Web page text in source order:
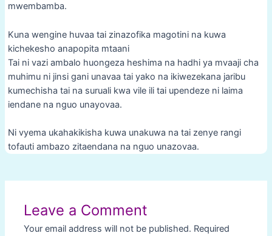
mwembamba.
Kuna wengine huvaa tai zinazofika magotini na kuwa
kichekesho anapopita mtaani
Tai ni vazi ambalo huongeza heshima na hadhi ya mvaaji cha
muhimu ni jinsi gani unavaa tai yako na ikiwezekana jaribu
kumechisha tai na suruali kwa vile ili tai upendeze ni laima
iendane na nguo unayovaa.
Ni vyema ukahakikisha kuwa unakuwa na tai zenye rangi
tofauti ambazo zitaendana na nguo unazovaa.
Leave a Comment
Your email address will not be published. Required